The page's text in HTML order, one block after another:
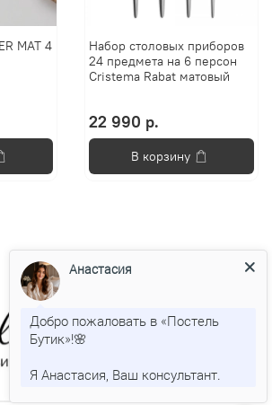
MAT 4
Набор столовых приборов
24 предмета на 6 персон
Cristema Rabat матовый
22 990 р.
В корзину
Анастасия
Добро пожаловать в «Постель
Бутик»!🌸
Я Анастасия, Ваш консультант.